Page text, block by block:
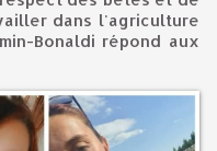
dans l'agriculture
Bonaldi répond aux